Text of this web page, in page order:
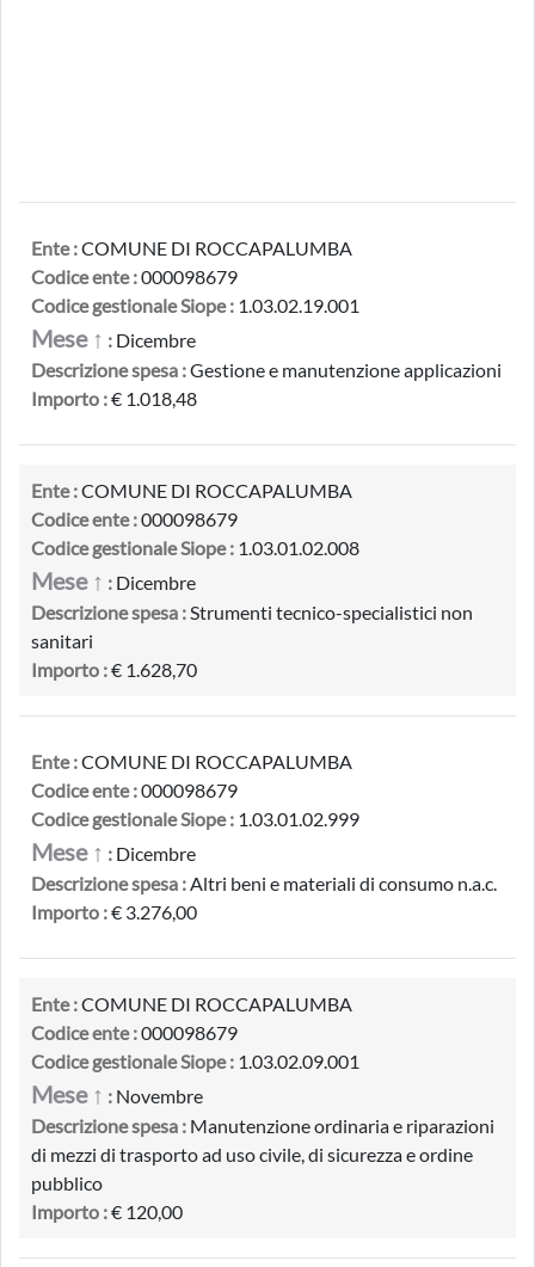
Ente :COMUNE DI ROCCAPALUMBA
Codice ente :000098679
Codice gestionale Siope : 1.03.02.19.001
Mese ↑ : Dicembre
Descrizione spesa :Gestione e manutenzione applicazioni
Importo :€ 1.018,48
Ente :COMUNE DI ROCCAPALUMBA
Codice ente :000098679
Codice gestionale Siope : 1.03.01.02.008
Mese ↑ : Dicembre
Descrizione spesa :Strumenti tecnico-specialistici non
sanitari
Importo :€ 1.628,70
Ente :COMUNE DI ROCCAPALUMBA
Codice ente :000098679
Codice gestionale Siope : 1.03.01.02.999
Mese ↑ : Dicembre
Descrizione spesa :Altri beni e materiali di consumo n.a.c.
Importo :€ 3.276,00
Ente :COMUNE DI ROCCAPALUMBA
Codice ente :000098679
Codice gestionale Siope : 1.03.02.09.001
Mese ↑ : Novembre
Descrizione spesa : Manutenzione ordinaria e riparazioni
di mezzi di trasporto ad uso civile, di sicurezza e ordine
pubblico
Importo :€ 120,00